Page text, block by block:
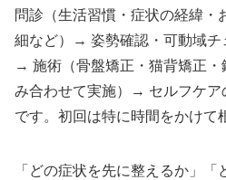
問診（生活習慣・症状の経緯・
細など）→ 姿勢確認・可動域チ
→ 施術（骨盤矯正・猫背矯正・
み合わせて実施）→ セルフケア
です。初回は特に時間をかけて
「どの症状を先に整えるか」